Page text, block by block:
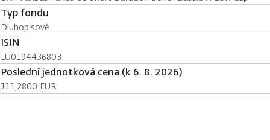
Typ fondu
Dluhopisové
ISIN
LU0194436803
Poslední jednotková cena (k 6. 8. 2026)
111,2800 EUR